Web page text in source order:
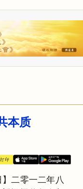
本质
】二零一二年八